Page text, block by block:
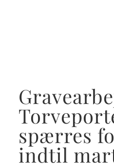
spærres
indtil